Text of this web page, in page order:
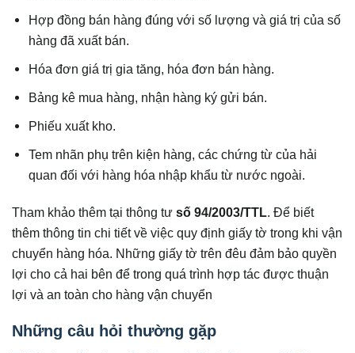
Hợp đồng bán hàng đúng với số lượng và giá trị của số
hàng đã xuất bán.
Hóa đơn giá trị gia tăng, hóa đơn bán hàng.
Bảng kê mua hàng, nhận hàng ký gửi bán.
Phiếu xuất kho.
Tem nhãn phụ trên kiện hàng, các chứng từ của hải
quan đối với hàng hóa nhập khẩu từ nước ngoài.
Tham khảo thêm tại thông tư số 94/2003/TTL. Để biết
thêm thông tin chi tiết về việc quy định giấy tờ trong khi vận
chuyển hàng hóa. Những giấy tờ trên đêu đảm bảo quyền
lợi cho cả hai bên để trong quá trình hợp tác được thuận
lợi và an toàn cho hàng vận chuyển
Những câu hỏi thường gặp